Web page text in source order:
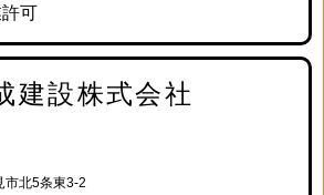
可
建設株式会社
北5条東3-2